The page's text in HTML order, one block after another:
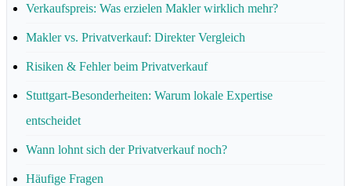
Verkaufspreis: Was erzielen Makler wirklich mehr?
Makler vs. Privatverkauf: Direkter Vergleich
Risiken & Fehler beim Privatverkauf
Stuttgart-Besonderheiten: Warum lokale Expertise
entscheidet
Wann lohnt sich der Privatverkauf noch?
Häufige Fragen